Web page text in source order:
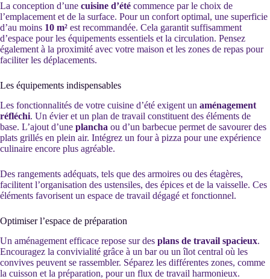
La conception d’une cuisine d’été commence par le choix de
l’emplacement et de la surface. Pour un confort optimal, une superficie
d’au moins 10 m² est recommandée. Cela garantit suffisamment
d’espace pour les équipements essentiels et la circulation. Pensez
également à la proximité avec votre maison et les zones de repas pour
faciliter les déplacements.
Les équipements indispensables
Les fonctionnalités de votre cuisine d’été exigent un aménagement
réfléchi. Un évier et un plan de travail constituent des éléments de
base. L’ajout d’une plancha ou d’un barbecue permet de savourer des
plats grillés en plein air. Intégrez un four à pizza pour une expérience
culinaire encore plus agréable.
Des rangements adéquats, tels que des armoires ou des étagères,
facilitent l’organisation des ustensiles, des épices et de la vaisselle. Ces
éléments favorisent un espace de travail dégagé et fonctionnel.
Optimiser l’espace de préparation
Un aménagement efficace repose sur des plans de travail spacieux.
Encouragez la convivialité grâce à un bar ou un îlot central où les
convives peuvent se rassembler. Séparez les différentes zones, comme
la cuisson et la préparation, pour un flux de travail harmonieux.